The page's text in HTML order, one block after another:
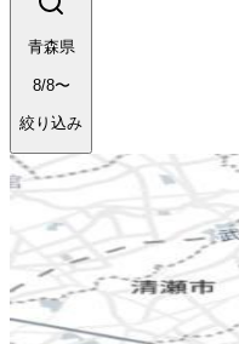
青森県
8/8〜
絞り込み